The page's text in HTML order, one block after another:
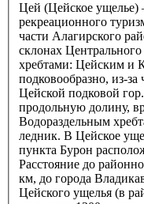
Цей (Цейское
рекреационного
части Алагирского
склонах
хребтами: Цейским и
подковообразно, из-
Цейской подковой
продольную долину,
Водораздельным
ледник. В Цейское
пункта Бурон
Расстояние до
км, до города
Цейского ущелья (в